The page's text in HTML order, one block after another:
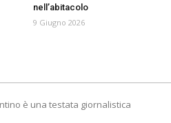
nell’abitacolo
9 Giugno 2026
è una testata giornalistica